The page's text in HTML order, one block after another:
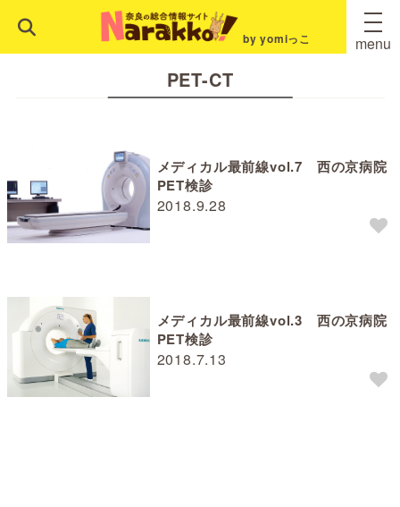
by yomiっこ menu
PET-CT
2018.9.28
メディカル最前線vol.7 西の京病院
PET検診
2018.7.13
メディカル最前線vol.3 西の京病院
PET検診